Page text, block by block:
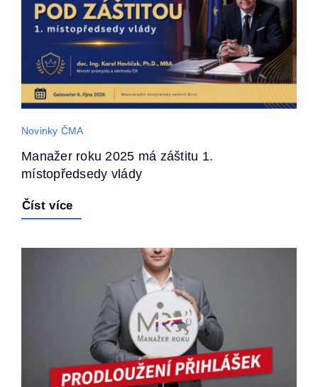
Novinky ČMA
Manažer roku 2025 má záštitu 1.
místopředsedy vlády
Číst více